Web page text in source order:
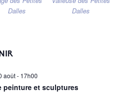
Dalles
Dalles
août - 17h00
peinture et sculptures